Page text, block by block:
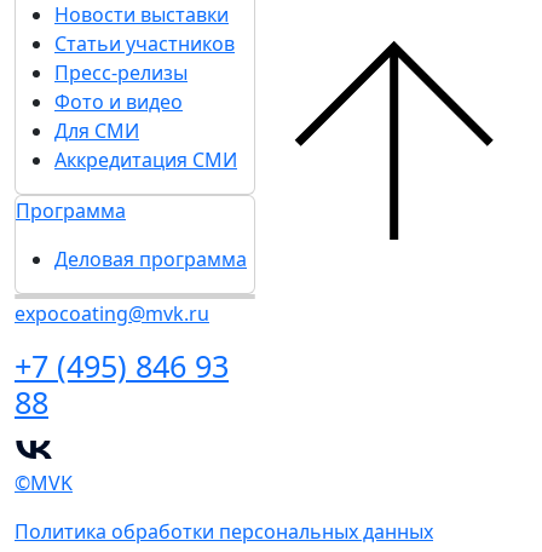
Новости выставки
Статьи участников
Пресс-релизы
Фото и видео
Для СМИ
Аккредитация СМИ
Программа
Деловая программа
expocoating@mvk.ru
+7 (495) 846 93
88
©MVK
Политика обработки персональных данных